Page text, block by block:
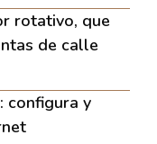
rotativo, que
de calle
configura y